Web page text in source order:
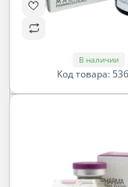
В наличии
Код товара: